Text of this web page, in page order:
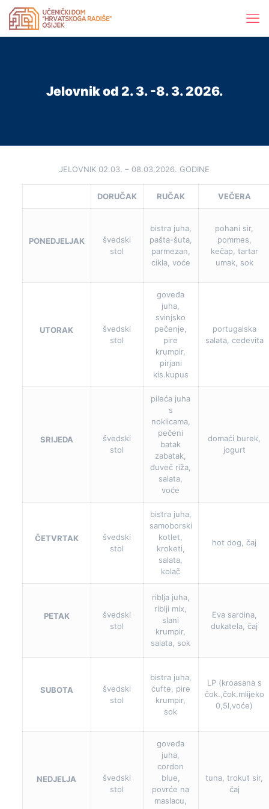
Jelovnik od 2. 3. -8. 3. 2026.
JELOVNIK 02.03. – 08.03.2026. GODINE
DORUČAK RUČAK VEČERA
PONEDJELJAK
švedski
stol
bistra juha,
pašta-šuta,
parmezan,
cikla, voće
pohani sir,
pommes,
kečap, tartar
umak, sok
UTORAK
švedski
stol
goveđa
juha,
svinjsko
pečenje,
pire
krumpir,
pirjani
kis.kupus
portugalska
salata, cedevita
SRIJEDA
švedski
stol
pileća juha
s
noklicama,
pečeni
batak
zabatak,
đuveč riža,
salata,
voće
domaći burek,
jogurt
ČETVRTAK
švedski
stol
bistra juha,
samoborski
kotlet,
kroketi,
salata,
kolač
hot dog, čaj
PETAK
švedski
stol
riblja juha,
riblji mix,
slani
krumpir,
salata, sok
Eva sardina,
dukatela, čaj
SUBOTA
švedski
stol
bistra juha,
ćufte, pire
krumpir,
sok
LP (kroasana s
čok.,čok.mlijeko
0,5l,voće)
NEDJELJA
švedski
stol
goveđa
juha,
cordon
blue,
povrće na
maslacu,
tuna, trokut sir,
čaj